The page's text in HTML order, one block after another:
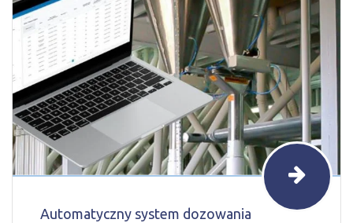
Automatyczny system dozowania